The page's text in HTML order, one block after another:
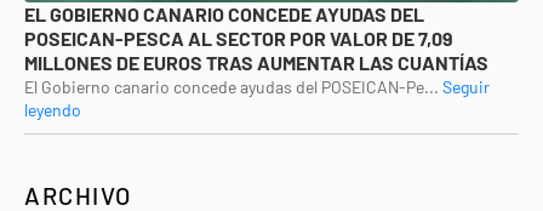
EL GOBIERNO CANARIO CONCEDE AYUDAS DEL
POSEICAN-PESCA AL SECTOR POR VALOR DE 7,09
MILLONES DE EUROS TRAS AUMENTAR LAS CUANTÍAS
El Gobierno canario concede ayudas del POSEICAN-Pe... Seguir
leyendo
ARCHIVO